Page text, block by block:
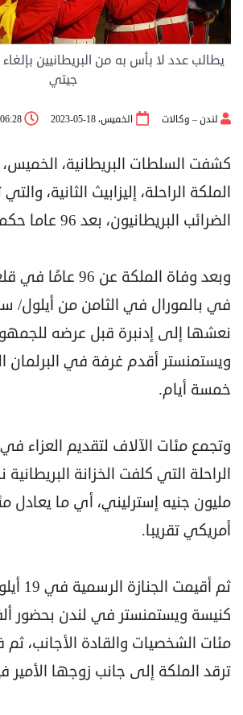
يطالب عدد لا بأس به من البريطانيين
جيتي
لندن – وكالات الخميس، 18-05-2023 06:28 م
كشفت السلطات البريطانية، الخميس،
الملكة الراحلة، إليزابيث الثانية،
الضرائب البريطانيون، بعد 96 عاما حكمت فيها البلاد.
وبعد وفاة الملكة
في بالمورال في الثامن من أيلول/
نعشها إلى إدنبرة قبل عرضه
ويستمنستر أقدم غرفة في البرلمان
خمسة أيام.
وتجمع مئات الآلاف لتقديم العزاء
مليون جنيه إسترليني، أي ما يعادل
أمريكي تقريبا.
ثم
كنيسة ويستمنستر في لندن بحضور
مئات الشخصيات والقادة الأجانب،
ترقد الملكة إلى جانب زوجها الأمير